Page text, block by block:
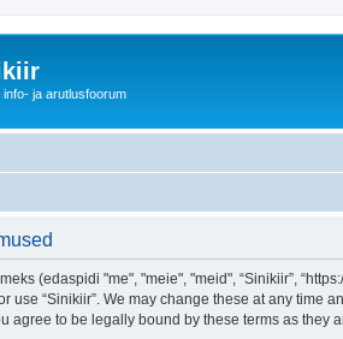
info- ja arutlusfoorum
(edaspidi "me", "meie", "meid", “Sinikiir”,
use “Sinikiir”. We may change these at any
agree to be legally bound by these terms as they